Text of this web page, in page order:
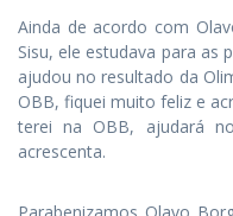
Ainda de acordo com
Sisu, ele estudava para as
ajudou no resultado da
OBB, fiquei muito feliz e
terei na OBB, ajudará
acrescenta.